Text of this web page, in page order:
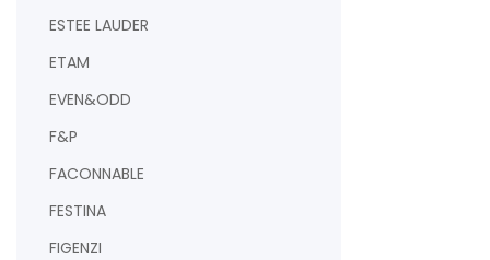
ESTEE LAUDER
ETAM
EVEN&ODD
F&P
FACONNABLE
FESTINA
FIGENZI